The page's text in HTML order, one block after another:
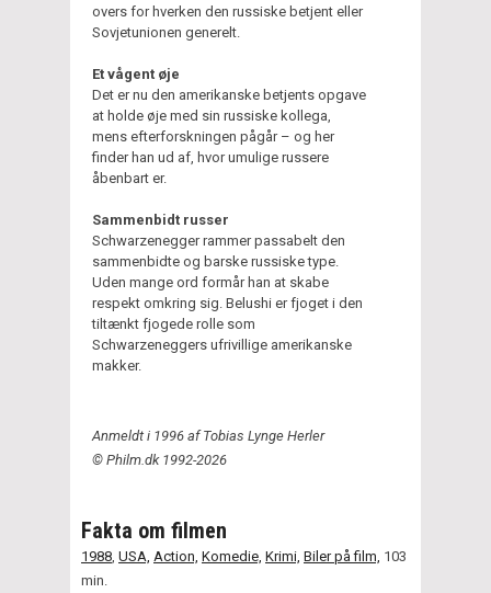
overs for hverken den russiske betjent eller
Sovjetunionen generelt.
Et vågent øje
Det er nu den amerikanske betjents opgave
at holde øje med sin russiske kollega,
mens efterforskningen pågår – og her
finder han ud af, hvor umulige russere
åbenbart er.
Sammenbidt russer
Schwarzenegger rammer passabelt den
sammenbidte og barske russiske type.
Uden mange ord formår han at skabe
respekt omkring sig. Belushi er fjoget i den
tiltænkt fjogede rolle som
Schwarzeneggers ufrivillige amerikanske
makker.
Anmeldt i 1996 af Tobias Lynge Herler
© Philm.dk 1992-2026
Fakta om filmen
1988 USA, Action, Komedie, Krimi, Biler på film, 103
min.